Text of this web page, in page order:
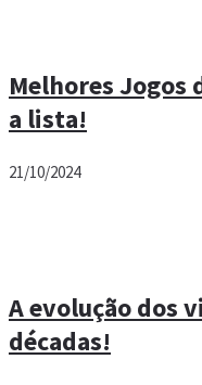
Melhores Jogos
a lista!
21/10/2024
A evolução dos
décadas!